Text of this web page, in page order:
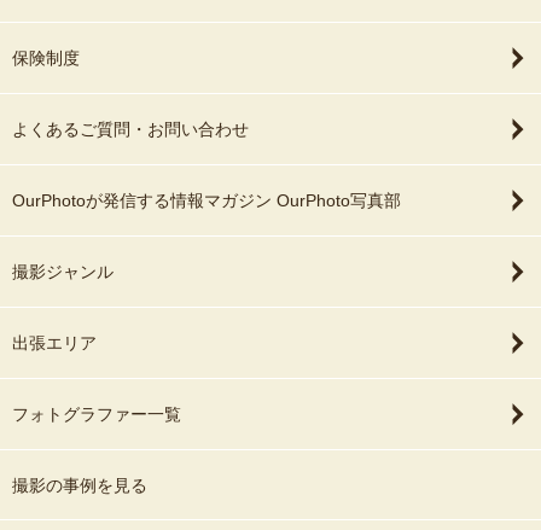
保険制度
よくあるご質問・お問い合わせ
OurPhotoが発信する情報マガジン OurPhoto写真部
撮影ジャンル
出張エリア
フォトグラファー一覧
撮影の事例を見る